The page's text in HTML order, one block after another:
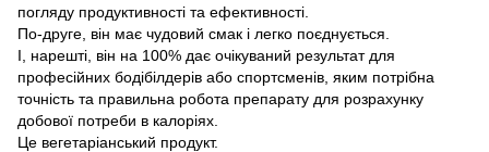
погляду продуктивності та ефективності.
По-друге, він має чудовий смак і легко поєднується.
І, нарешті, він на 100% дає очікуваний результат для
професійних бодібілдерів або спортсменів, яким потрібна
точність та правильна робота препарату для розрахунку
добової потреби в калоріях.
Це вегетаріанський продукт.